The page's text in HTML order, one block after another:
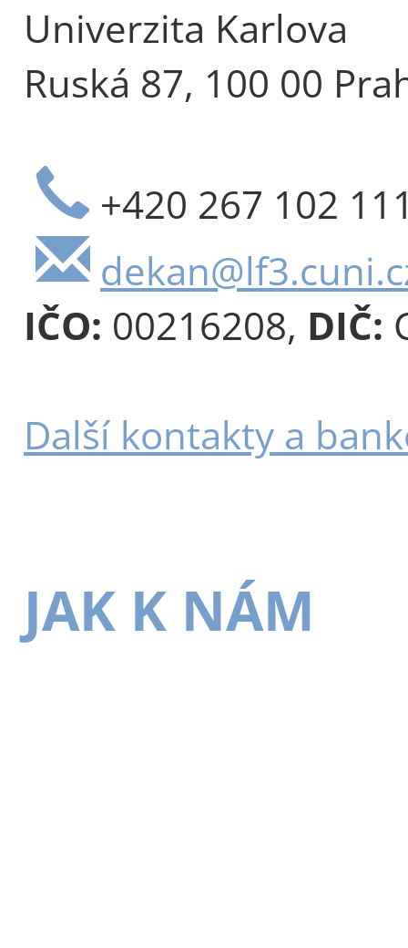
Univerzita Karlova
Ruská 87, 100 00
+420 267 102
IČO: 00216208, DIČ:
Další kontakty a
JAK K NÁM